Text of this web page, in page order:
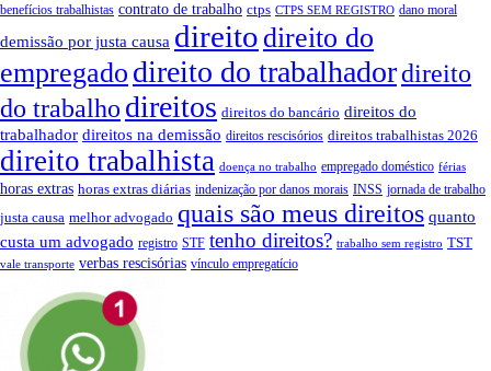
benefícios trabalhistas contrato de trabalho ctps CTPS SEM REGISTRO dano moral
demissão por justa causa direito direito do
empregado direito do trabalhadordireito
do trabalho direitos direitos do bancário direitos do
trabalhador direitos na demissão direitos rescisórios direitos trabalhistas 2026
direito trabalhista doença no trabalho empregado doméstico férias
horas extras horas extras diárias indenização por danos morais INSS jornada de trabalho
justa causa melhor advogado quais são meus direitos quanto
custa um advogado registro STF tenho direitos? trabalho sem registro TST
vale transporte verbas rescisórias vínculo empregatício